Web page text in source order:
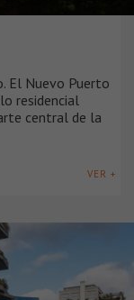
El Nuevo Puerto
residencial
central de la
VER +